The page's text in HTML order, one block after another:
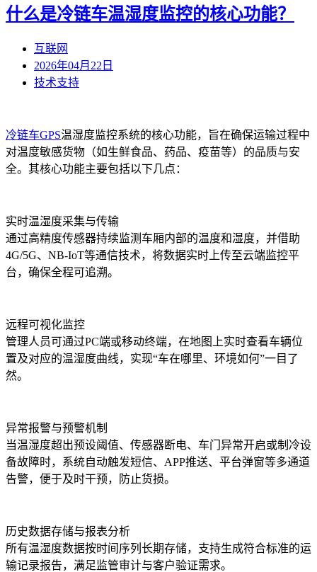
什么是冷链车温湿度监控的核心功能？
互联网
2026年04月22日
技术支持
冷链车GPS温湿度监控系统的核心功能，旨在确保运输过程中
对温度敏感货物（如生鲜食品、药品、疫苗等）的品质与安
全。其核心功能主要包括以下几点：
实时温湿度采集与传输
通过高精度传感器持续监测车厢内部的温度和湿度，并借助
4G/5G、 NB-IoT等通信技术，将数据实时上传至云端监控平
台，确保全程可追溯。
远程可视化监控
管理人员可通过PC端或移动终端，在地图上实时查看车辆位
置及对应的温湿度曲线，实现“车在哪里、环境如何”一目了
然。
异常报警与预警机制
当温湿度超出预设阈值、传感器断电、车门异常开启或制冷设
备故障时，系统自动触发短信、 APP推送、平台弹窗等多通道
告警，便于及时干预，防止货损。
历史数据存储与报表分析
所有温湿度数据按时间序列长期存储，支持生成符合标准的运
输记录报告，满足监管审计与客户验证需求。